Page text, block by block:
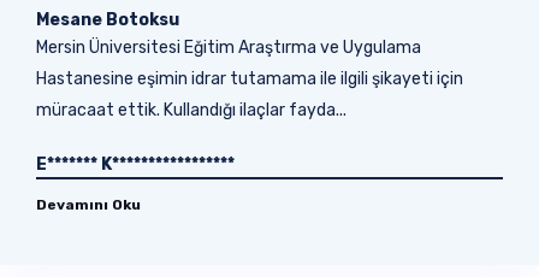
Mesane Botoksu
Mersin Üniversitesi Eğitim Araştırma ve Uygulama
Hastanesine eşimin idrar tutamama ile ilgili şikayeti için
müracaat ettik. Kullandığı ilaçlar fayda...
E******* K*****************
Devamını Oku